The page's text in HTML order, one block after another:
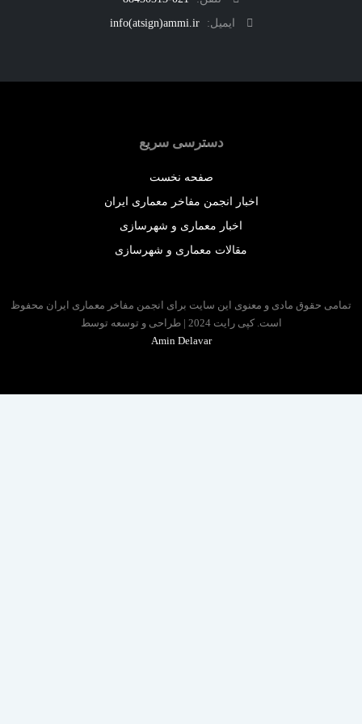
ایمیل:
info(atsign)ammi.ir
دسترسی سریع
صفحه نخست
اخبار انجمن مفاخر معماری ایران
اخبار معماری و شهرسازی
مقالات معماری و شهرسازی
حقوق مادی و معنوی این سایت برای انجمن مفاخر معماری ایران محفوظ
است. کپی رایت 2024 | طراحی و توسعه توسط
Amin Delavar